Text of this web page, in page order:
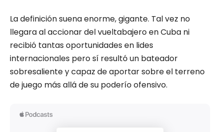
La definición suena enorme, gigante. Tal vez no
llegara al accionar del vueltabajero en Cuba ni
recibió tantas oportunidades en lides
internacionales pero sí resultó un bateador
sobresaliente y capaz de aportar sobre el terreno
de juego más allá de su poderío ofensivo.